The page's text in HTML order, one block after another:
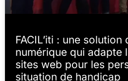
FACIL’iti : une solution
numérique qui adapte
sites web pour les
situation de handicap